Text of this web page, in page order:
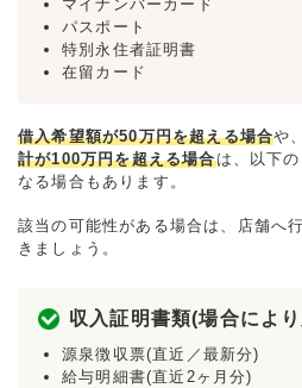
マイナンバーカード
パスポート
特別永住者証明書
在留カード
借入希望額が50万円を超える場合や、
計が100万円を超える場合は、以下の
なる場合もあります。
該当の可能性がある場合は、店舗へ
きましょう。
収入証明書類(場合によ
源泉徴収票(直近／最新分)
給与明細書(直近2ヶ月分)